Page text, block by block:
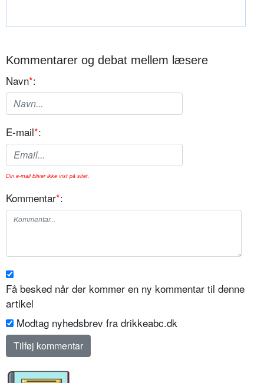
Kommentarer og debat mellem læsere
Navn*:
E-mail*:
Din e-mail bliver ikke vist på sitet.
Kommentar*:
Få besked når der kommer en ny kommentar til denne
artikel
Modtag nyhedsbrev fra drikkeabc.dk